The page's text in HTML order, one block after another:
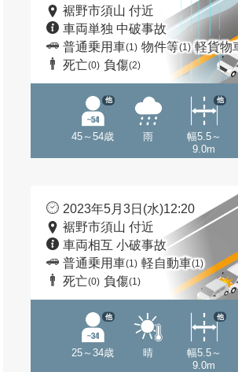
裾野市須山 付近
車両単独 中破事故
普通乗用車(1) 物件等(1) 軽貨物
死亡(0) 負傷(2)
45～54歳
他
雨
幅5.5～
9.0m
他
2023年5月3日(水)12:20
裾野市須山 付近
車両相互 小破事故
普通乗用車(1) 軽自動車(1)
死亡(0) 負傷(1)
25～34歳
他
晴
幅5.5～
9.0m
他